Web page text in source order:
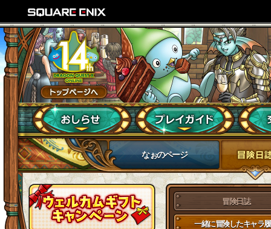
なぉのページ
冒険日誌
一緒に冒険したキャラ